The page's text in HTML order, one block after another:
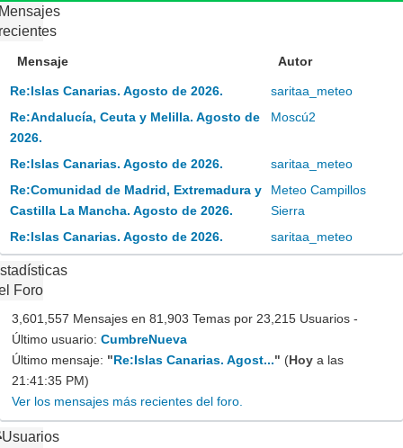
Mensaje Autor
Re:Islas Canarias. Agosto de 2026.
saritaa_meteo
Re:Andalucía, Ceuta y Melilla. Agosto de
2026.
Moscú2
Re:Islas Canarias. Agosto de 2026.
saritaa_meteo
Re:Comunidad de Madrid, Extremadura y
Castilla La Mancha. Agosto de 2026.
Meteo Campillos
Sierra
Re:Islas Canarias. Agosto de 2026.
saritaa_meteo
Foro
3,601,557 Mensajes en 81,903 Temas por 23,215 Usuarios -
Último usuario: CumbreNueva
Último mensaje: "Re:Islas Canarias. Agost..." (Hoy a las
21:41:35 PM)
Ver los mensajes más recientes del foro.
Usuarios